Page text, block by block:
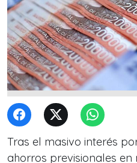
Tras el masivo interés
ahorros previsionales en